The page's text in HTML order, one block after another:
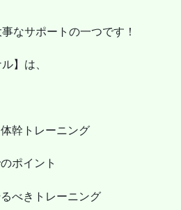
なサポートの一つです！
】は、
幹トレーニング
ポイント
べきトレーニング